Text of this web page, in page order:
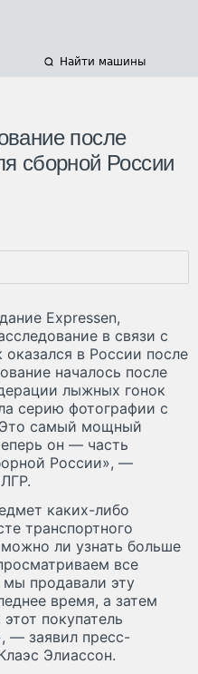
Найти машины
после
сборной России
Expressen,
в связи с
в России после
началось после
лыжных гонок
серию фотографии с
самый мощный
он — часть
России», —
каких-либо
транспортного
ли узнать больше
все
мы продавали эту
время, а затем
покупатель
— заявил пресс-
Элиассон.